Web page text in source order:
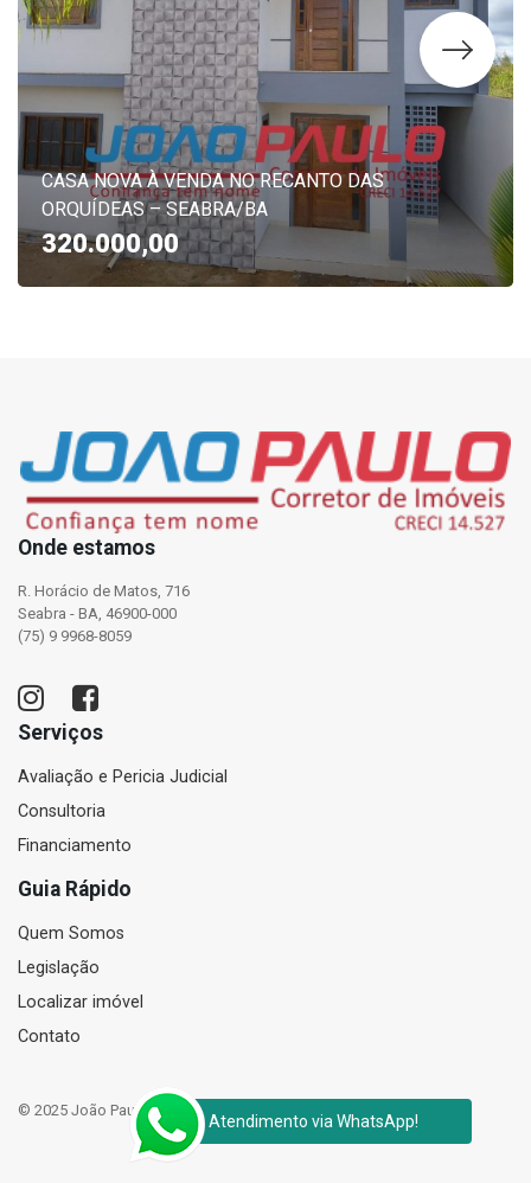
CASA NOVA À VENDA NO RECANTO DAS
ORQUÍDEAS – SEABRA/BA
320.000,00
Onde estamos
R. Horácio de Matos, 716
Seabra - BA, 46900-000
(75) 9 9968-8059
Serviços
Avaliação e Pericia Judicial
Consultoria
Financiamento
Guia Rápido
Quem Somos
Legislação
Localizar imóvel
Contato
© 2025 João Paulo Corretor de Imóveis e Perito Judicial Avaliador
Atendimento via WhatsApp!